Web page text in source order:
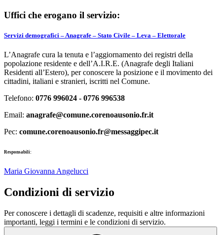
Uffici che erogano il servizio:
Servizi demografici – Anagrafe – Stato Civile – Leva – Elettorale
L’Anagrafe cura la tenuta e l’aggiornamento dei registri della
popolazione residente e dell’A.I.R.E. (Anagrafe degli Italiani
Residenti all’Estero), per conoscere la posizione e il movimento dei
cittadini, italiani e stranieri, iscritti nel Comune.
Telefono: 0776 996024 - 0776 996538
Email: anagrafe@comune.corenoausonio.fr.it
Pec: comune.corenoausonio.fr@messaggipec.it
Responsabili:
Maria Giovanna Angelucci
Condizioni di servizio
Per conoscere i dettagli di scadenze, requisiti e altre informazioni
importanti, leggi i termini e le condizioni di servizio.